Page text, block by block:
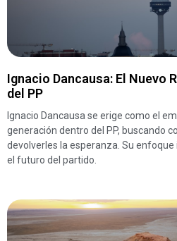
Ignacio Dancausa: El Nuevo
del PP
Ignacio Dancausa se erige como el
generación dentro del PP, buscando
devolverles la esperanza. Su
el futuro del partido.